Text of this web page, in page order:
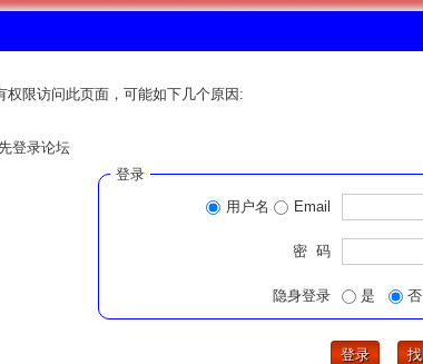
权限访问此页面，可能如下几个原因:
登录论坛
登录
用户名
Email
密 码
隐身登录 是 否